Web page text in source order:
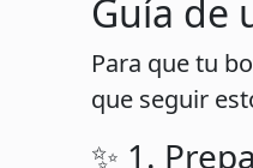
Guía de
Para que tu
que seguir
✨ 1.